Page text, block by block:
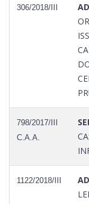
306/2018/III
798/2017/III
C.A.A.
1122/2018/III